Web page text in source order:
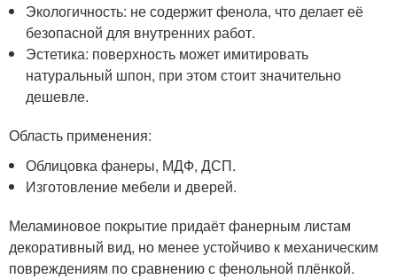
Экологичность: не содержит фенола, что делает её
безопасной для внутренних работ.
Эстетика: поверхность может имитировать
натуральный шпон, при этом стоит значительно
дешевле.
Область применения:
Облицовка фанеры, МДФ, ДСП.
Изготовление мебели и дверей.
Меламиновое покрытие придаёт фанерным листам
декоративный вид, но менее устойчиво к механическим
повреждениям по сравнению с фенольной плёнкой.